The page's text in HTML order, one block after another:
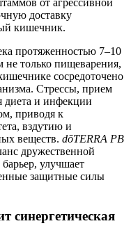
доставку
кишечник.
протяженностью 7–10
не только пищеварения,
сосредоточено
Стрессы, прием
диета и инфекции
приводя к
вздутию и
веществ. dōTERRA PB
дружественной
улучшает
защитные силы
синергетическая